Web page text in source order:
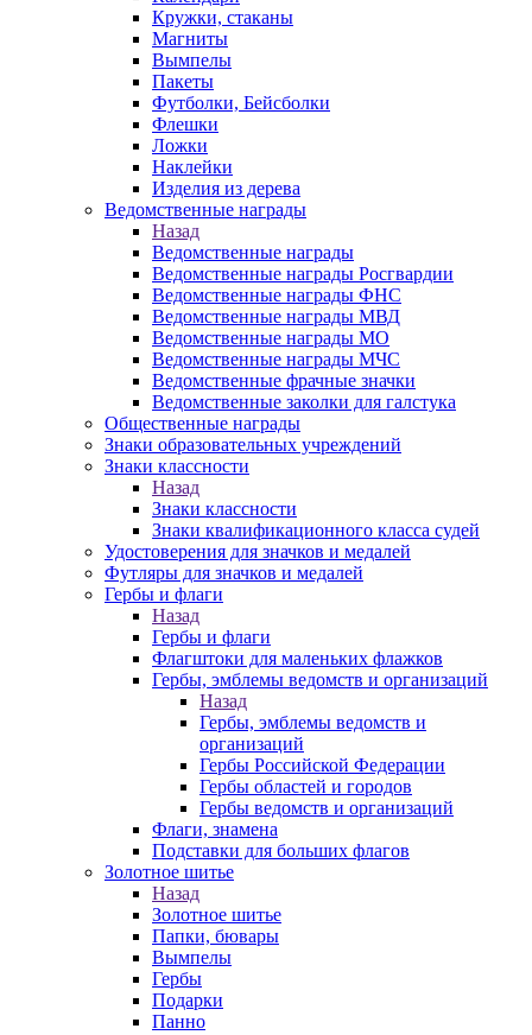
Кружки, стаканы
Магниты
Вымпелы
Пакеты
Футболки, Бейсболки
Флешки
Ложки
Наклейки
Изделия из дерева
Ведомственные награды
Назад
Ведомственные награды
Ведомственные награды Росгвардии
Ведомственные награды ФНС
Ведомственные награды МВД
Ведомственные награды МО
Ведомственные награды МЧС
Ведомственные фрачные значки
Ведомственные заколки для галстука
Общественные награды
Знаки образовательных учреждений
Знаки классности
Назад
Знаки классности
Знаки квалификационного класса судей
Удостоверения для значков и медалей
Футляры для значков и медалей
Гербы и флаги
Назад
Гербы и флаги
Флагштоки для маленьких флажков
Гербы, эмблемы ведомств и организаций
Назад
Гербы, эмблемы ведомств и
организаций
Гербы Российской Федерации
Гербы областей и городов
Гербы ведомств и организаций
Флаги, знамена
Подставки для больших флагов
Золотное шитье
Назад
Золотное шитье
Папки, бювары
Вымпелы
Гербы
Подарки
Панно